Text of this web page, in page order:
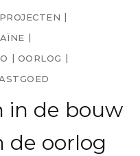
OORLOG
in de bouw
de oorlog